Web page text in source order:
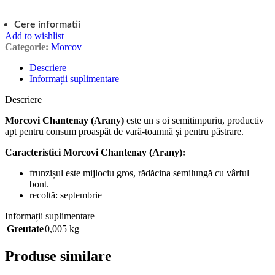
Cere informatii
Add to wishlist
Categorie: Morcov
Descriere
Informații suplimentare
Descriere
Morcovi Chantenay (Arany) este un s oi semitimpuriu, productiv
apt pentru consum proaspăt de vară-toamnă și pentru păstrare.
Caracteristici Morcovi Chantenay (Arany):
frunzișul este mijlociu gros, rădăcina semilungă cu vârful
bont.
recoltă: septembrie
Informații suplimentare
Greutate0,005 kg
Produse similare